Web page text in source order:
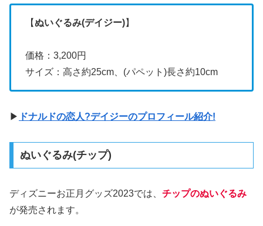
【ぬいぐるみ(デイジー)】
価格：3,200円
サイズ：高さ約25cm、(パペット)長さ約10cm
▶ ドナルドの恋人?デイジーのプロフィール紹介!
ぬいぐるみ(チップ)
ディズニーお正月グッズ2023では、 チップのぬいぐるみ
が発売されます。